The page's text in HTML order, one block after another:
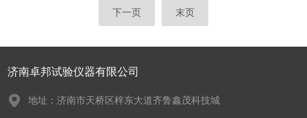
下一页 末页
济南卓邦试验仪器有限公司
地址：济南市天桥区梓东大道齐鲁鑫茂科技城